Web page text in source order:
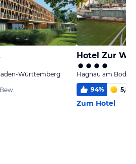
Württemberg
Hotel Zur
Hagnau am
94% 5,8
Zum Hotel